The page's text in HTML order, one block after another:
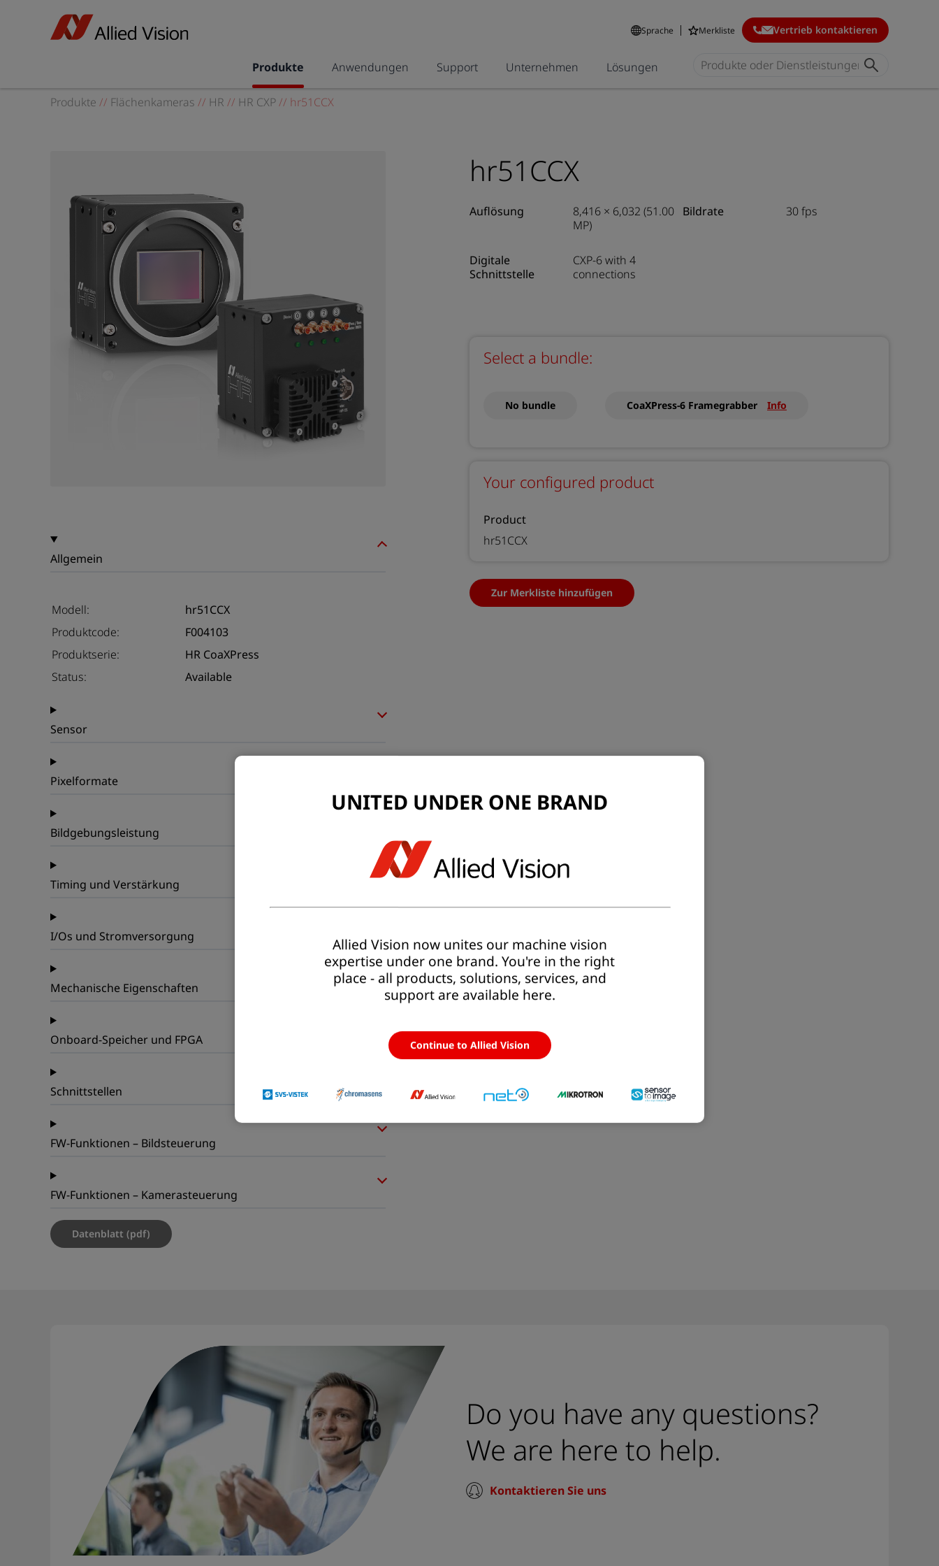
Sprache Merkliste Vertrieb kontaktieren
Produkte Anwendungen Support Unternehmen Lösungen
Produkte // Flächenkameras // HR // HR CXP// hr51CCX
Allgemein
Modell:
hr51CCX
Produktcode:
F004103
Produktserie:
HR CoaXPress
Status:
Available
Sensor
Pixelformate
Bildgebungsleistung
Timing und Verstärkung
I/Os und Stromversorgung
Mechanische Eigenschaften
Onboard-Speicher und FPGA
Schnittstellen
FW-Funktionen – Bildsteuerung
FW-Funktionen – Kamerasteuerung
Datenblatt (pdf)
hr51CCX
Auflösung
8,416 × 6,032 (51.00
MP)
Bildrate 30 fps
Digitale
Schnittstelle
CXP-6 with 4
connections
Select a bundle:
No bundle CoaXPress-6 Framegrabber Info
Your configured product
Product
hr51CCX
Zur Merkliste hinzufügen
Do you have any questions?
We are here to help.
Kontaktieren Sie uns
UNITED UNDER ONE BRAND
Allied Vision now unites our machine vision
expertise under one brand. You're in the right
place - all products, solutions, services, and
support are available here.
Continue to Allied Vision